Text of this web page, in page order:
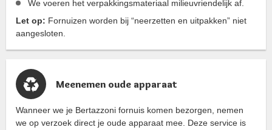
We voeren het verpakkingsmateriaal milieuvriendelijk af.
Let op: Fornuizen worden bij “neerzetten en uitpakken” niet
aangesloten.
Meenemen oude apparaat
Wanneer we je Bertazzoni fornuis komen bezorgen, nemen
we op verzoek direct je oude apparaat mee. Deze service is